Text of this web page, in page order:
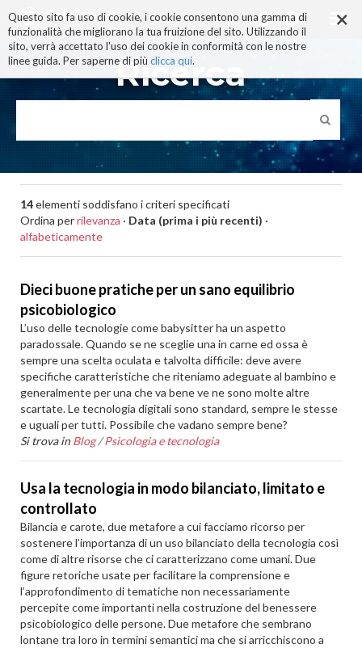
×
Questo sito fa uso di cookie, i cookie consentono una gamma di
funzionalità che migliorano la tua fruizione del sito. Utilizzando il
sito, verrà accettato l'uso dei cookie in conformità con le nostre
linee guida. Per saperne di più clicca qui.
ai
contenuti.
|
alla
navigazione
Ricerca
14elementi soddisfano i criteri specificati
Ordina perrilevanza · Data (prima i più recenti) ·
alfabeticamente
Dieci buone pratiche per un sano equilibrio
psicobiologico
L’uso delle tecnologie come babysitter ha un aspetto
paradossale. Quando se ne sceglie una in carne ed ossa è
sempre una scelta oculata e talvolta difficile: deve avere
specifiche caratteristiche che riteniamo adeguate al bambino e
generalmente per una che va bene ve ne sono molte altre
scartate. Le tecnologia digitali sono standard, sempre le stesse
e uguali per tutti. Possibile che vadano sempre bene?
Si trova in Blog /Psicologia e tecnologia
Usa la tecnologia in modo bilanciato, limitato e
controllato
Bilancia e carote, due metafore a cui facciamo ricorso per
sostenere l’importanza di un uso bilanciato della tecnologia così
come di altre risorse che ci caratterizzano come umani. Due
figure retoriche usate per facilitare la comprensione e
l’approfondimento di tematiche non necessariamente
percepite come importanti nella costruzione del benessere
psicobiologico delle persone. Due metafore che sembrano
lontane tra loro in termini semantici ma che si arricchiscono a